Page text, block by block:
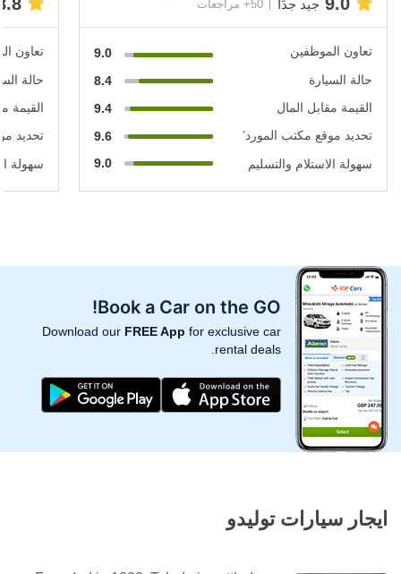
9.0 جيد جدًا 50+ مراجعات
تعاون الموظفين
9.0
حالة السيارة
8.4
القيمة مقابل المال
9.4
تحديد موقع مكتب المورد’
9.6
سهولة الاستلام والتسليم
9.0
تعاون
حالة
القيمة
تحديد
سهولة
Book a Car on the GO!
Download our FREE App for exclusive car
rental deals.
ايجار سيارات توليدو